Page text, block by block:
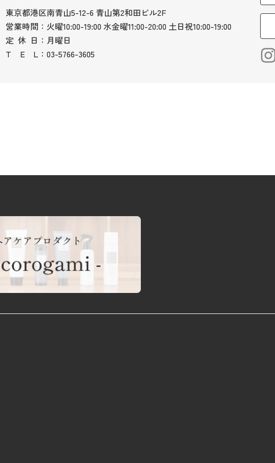
東京都港区南青山5-12-6 青山第2和田ビル2F
営業時間 ：火曜10:00-19:00 水金曜11:00-20:00 土日祝10:00-19:00
定 休 日 ：月曜日
T
E L ：03-5766-3605